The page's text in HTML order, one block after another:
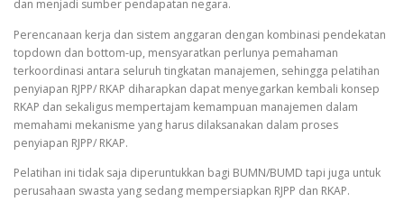
dan menjadi sumber pendapatan negara.
Perencanaan kerja dan sistem anggaran dengan kombinasi pendekatan
topdown dan bottom-up, mensyaratkan perlunya pemahaman
terkoordinasi antara seluruh tingkatan manajemen, sehingga pelatihan
penyiapan RJPP/ RKAP diharapkan dapat menyegarkan kembali konsep
RKAP dan sekaligus mempertajam kemampuan manajemen dalam
memahami mekanisme yang harus dilaksanakan dalam proses
penyiapan RJPP/ RKAP.
Pelatihan ini tidak saja diperuntukkan bagi BUMN/BUMD tapi juga untuk
perusahaan swasta yang sedang mempersiapkan RJPP dan RKAP.